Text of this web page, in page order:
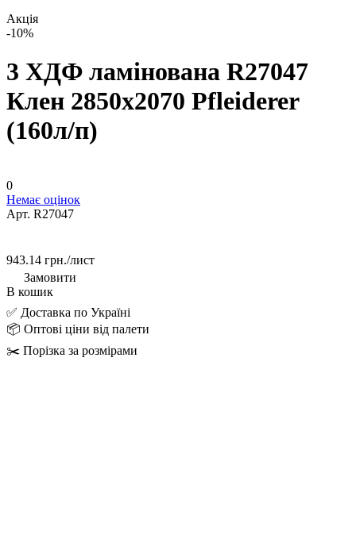
Акція
-10%
3 ХДФ ламінована R27047
Клен 2850х2070 Pfleiderer
(160л/п)
0
Немає оцінок
Арт. R27047
943.14 грн./лист
Замовити
В кошик
✅ Доставка по Україні
📦 Оптові ціни від палети
✂️ Порізка за розмірами